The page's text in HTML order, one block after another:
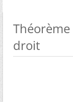
droit